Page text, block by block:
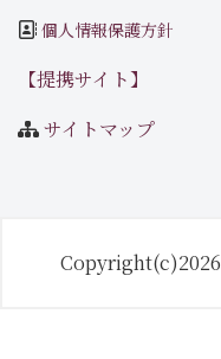
個人情報保護方針
【提携サイト】
サイトマップ
Copyright(c)2026